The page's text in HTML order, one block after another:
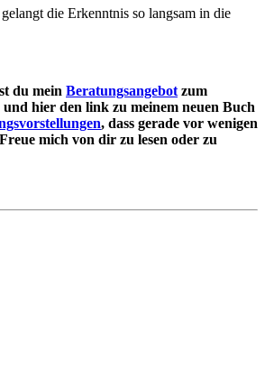
die Erkenntnis so langsam in die
du mein Beratungsangebot zum
hier den link zu meinem neuen Buch
, dass gerade vor wenigen
mich von dir zu lesen oder zu